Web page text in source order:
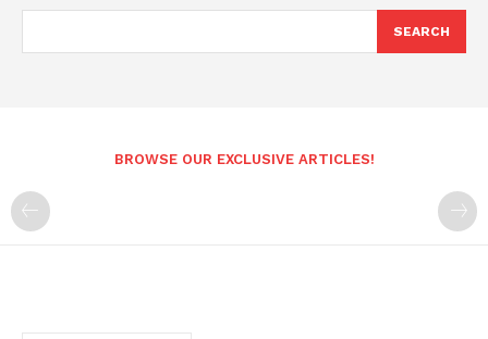
SEARCH
BROWSE OUR EXCLUSIVE ARTICLES!